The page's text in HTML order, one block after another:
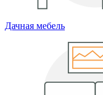
Дачная мебель